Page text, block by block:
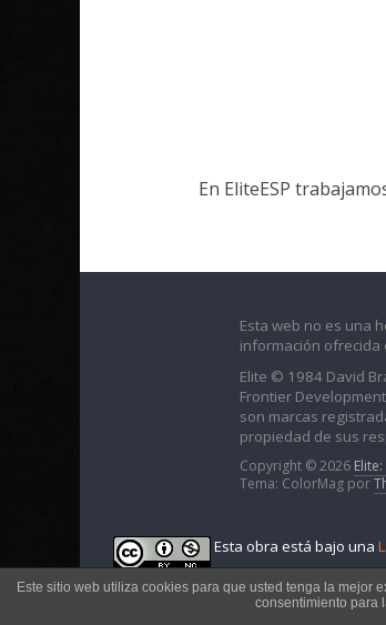
En EliteESP
Esta web no es una
información ofrecida
Elite © 1984 David
Frontier
son marcas
propiedad de sus
Copyright © 2026
Tema: ColorMag por
Esta obra está bajo una
Este sitio web utiliza cookies para que usted tenga la mejor
consentimiento para